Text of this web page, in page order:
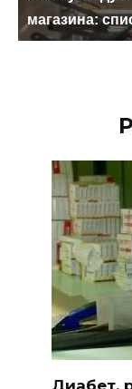
магазина:
Диабет,